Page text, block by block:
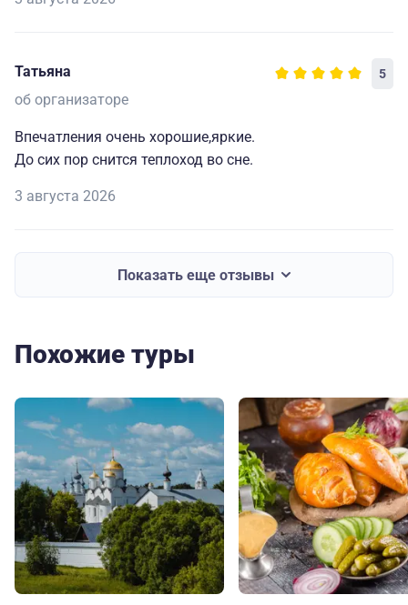
Татьяна 5
об организаторе
Впечатления очень хорошие,яркие.
До сих пор снится теплоход во сне.
3 августа 2026
Показать еще отзывы
Похожие туры